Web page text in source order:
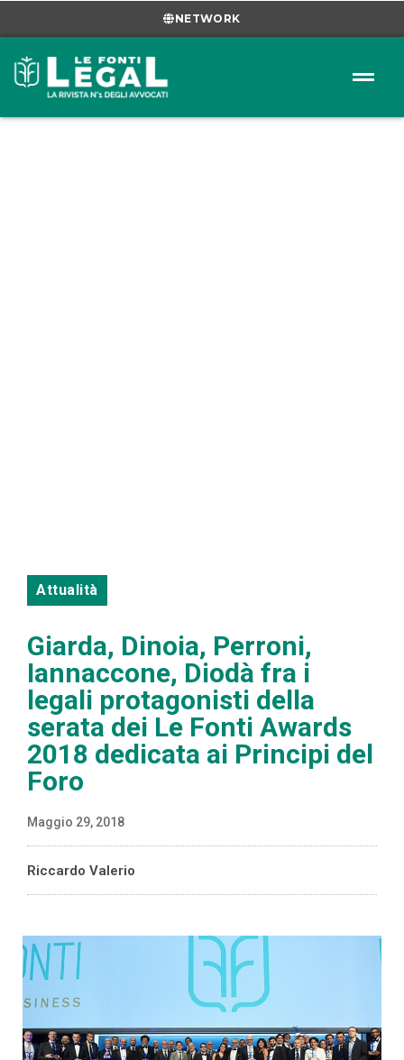
NETWORK
Attualità
Giarda, Dinoia, Perroni,
Iannaccone, Diodà fra i
legali protagonisti della
serata dei Le Fonti Awards
2018 dedicata ai Principi del
Foro
Maggio 29, 2018
Riccardo Valerio